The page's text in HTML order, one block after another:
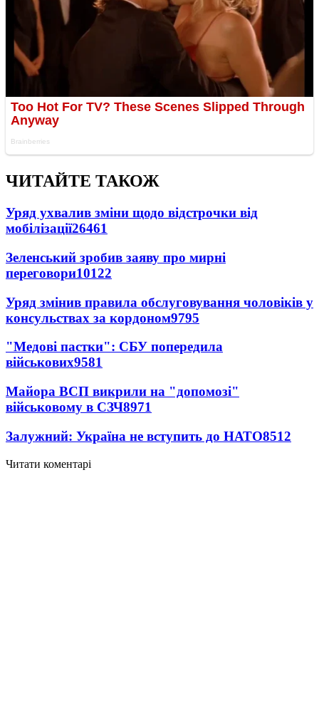
ЧИТАЙТЕ ТАКОЖ
Уряд ухвалив зміни щодо відстрочки від
мобілізації26461
Зеленський зробив заяву про мирні
переговори10122
Уряд змінив правила обслуговування чоловіків у
консульствах за кордоном9795
"Медові пастки": СБУ попередила
військових9581
Майора ВСП викрили на "допомозі"
військовому в СЗЧ8971
Залужний: Україна не вступить до НАТО8512
Читати коментарі